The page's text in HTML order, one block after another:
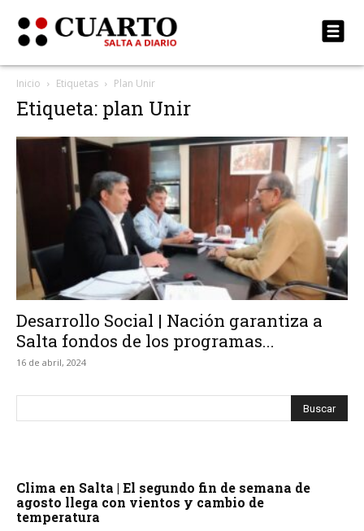
Inicio Etiquetas Plan Unir
Etiqueta: plan Unir
Desarrollo Social | Nación garantiza a
Salta fondos de los programas...
16 de abril, 2024
Clima en Salta | El segundo fin de semana de
agosto llega con vientos y cambio de
temperatura